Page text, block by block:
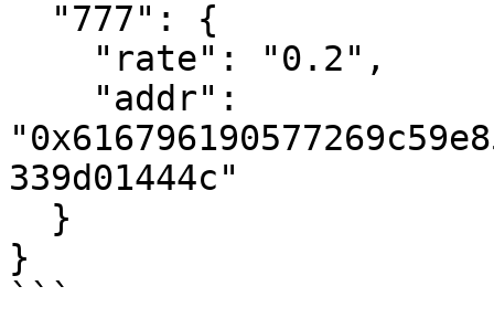
339d01444c"
}
```